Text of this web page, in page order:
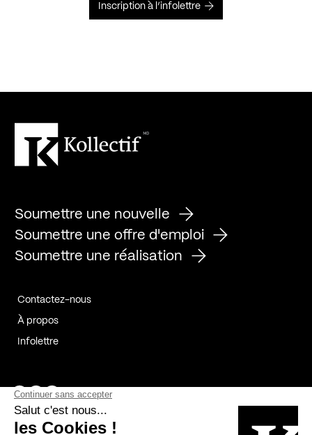
Inscription à l’infolettre
Soumettre une nouvelle
Soumettre une offre d'emploi
Soumettre une réalisation
Contactez-nous
À propos
Infolettre
Page Facebook de Kollectif
Page Instagram de Kollectif
Page Linkedin de Kollectif